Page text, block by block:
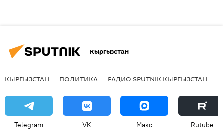
Кыргызстан
КЫРГЫЗСТАН ПОЛИТИКА РАДИО SPUTNIK КЫРГЫЗСТАН
Telegram VK Макс Rutube